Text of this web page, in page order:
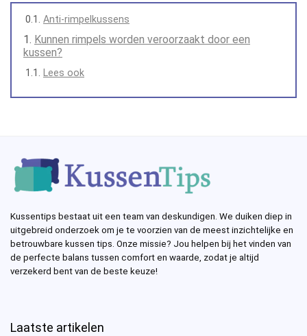
Anti-rimpelkussens
Kunnen rimpels worden veroorzaakt door een
kussen?
Lees ook
Kussentips bestaat uit een team van deskundigen. We duiken diep in
uitgebreid onderzoek om je te voorzien van de meest inzichtelijke en
betrouwbare kussen tips. Onze missie? Jou helpen bij het vinden van
de perfecte balans tussen comfort en waarde, zodat je altijd
verzekerd bent van de beste keuze!
Laatste artikelen